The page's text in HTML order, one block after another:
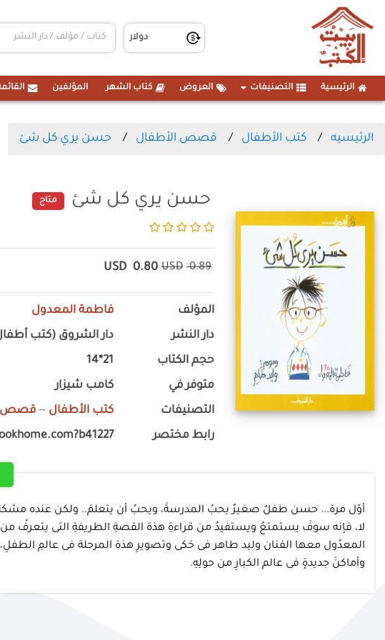
الرئيسية التصنيفات العروض كتاب الشهر المؤلفين
الرئيسيه كتب الأطفال قصص الأطفال حسن يري كل شئ
حسن يري كل شئ متاح
0.89
USD
0.80
USD
المؤلف فاطمة المعدول
دار النشر دار الشروق (كتب
حجم الكتاب 21*14
متوفر في كامب شيزار
التصنيفات كتب الأطفال -- قصص
رابط مختصر
أوّل مرة... حسن طفلٌ صغيرٌ يحبُ المدرسةَ، ويحبُ أن يتعلمَ.. ولكن عنده مشكلةً
لا، فإنه سوفَ يستمتعُ ويستفيدُ من قراءةِ هذة القصةِ الطريفةِ التى يتعرفُ
المعدُول معها الفنان وليد طاهر فى حَكى وتصويرِ هذة المرحلة فى عالمِ
وأماكنَ جديدةٍ فى عالم الكبارِ من حولِهِ.